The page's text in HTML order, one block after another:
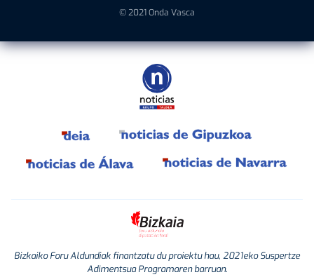
© 2021 Onda Vasca
Bizkaiko Foru Aldundiak finantzatu du proiektu hau, 2021eko Suspertze
Adimentsua Programaren barruan.